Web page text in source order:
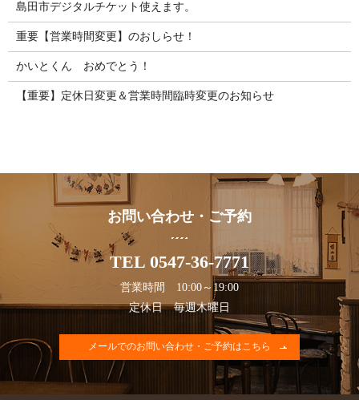
島田市デジタルチケット使えます。
重要【営業時間変更】のおしらせ！
かいとくん おめでとう！
【重要】定休日変更＆営業時間臨時変更のお知らせ
お問い合わせ・ご予約
TEL 0547-36-7771
営業時間 10:00～19:00
定休日 毎週木曜日
メールでのお問い合わせ・ご予約はこちら